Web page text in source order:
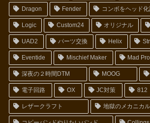
Dragon Fender コンボをヘッド
Logic Custom24 オリジナル
UAD2 パーツ交換 Helix
Eventide Mischief Maker Mad
深夜の２時間DTM MOOG
電子回路 OX JC対策 812
レザークラフト 地獄のメカニカ